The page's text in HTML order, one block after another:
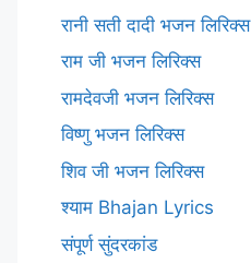
रानी सती दादी भजन लिरिक्स
राम जी भजन लिरिक्स
रामदेवजी भजन लिरिक्स
विष्णु भजन लिरिक्स
शिव जी भजन लिरिक्स
श्याम Bhajan Lyrics
संपूर्ण सुंदरकांड